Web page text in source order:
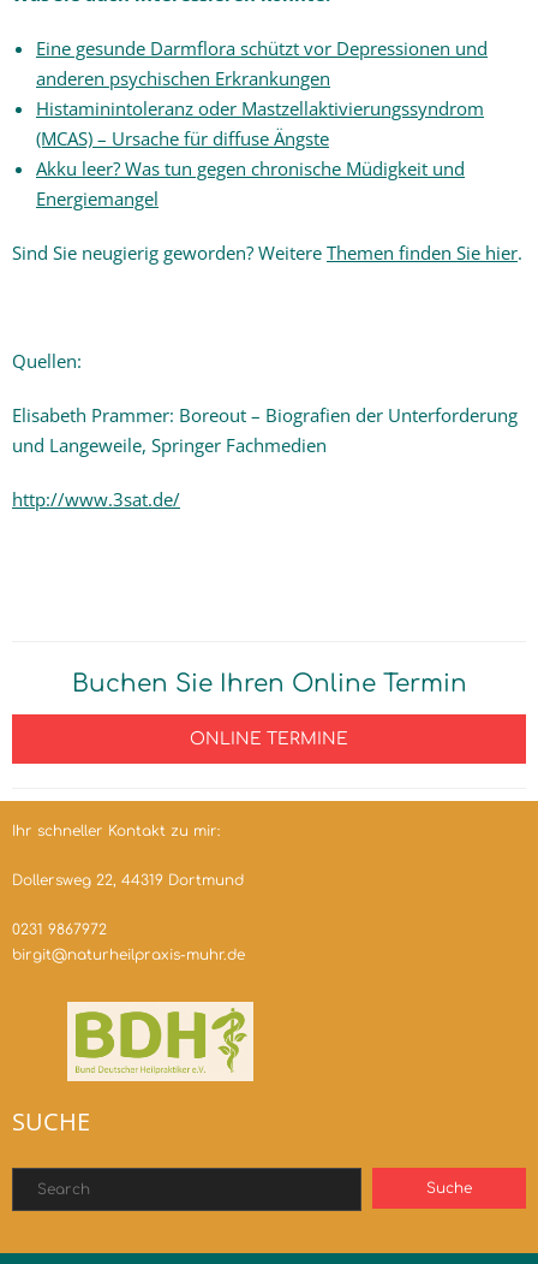
Eine gesunde Darmflora schützt vor Depressionen und
anderen psychischen Erkrankungen
Histaminintoleranz oder Mastzellaktivierungssyndrom
(MCAS) – Ursache für diffuse Ängste
Akku leer? Was tun gegen chronische Müdigkeit und
Energiemangel
Sind Sie neugierig geworden? Weitere Themen finden Sie hier.
Quellen:
Elisabeth Prammer: Boreout – Biografien der Unterforderung
und Langeweile, Springer Fachmedien
http://www.3sat.de/
Buchen Sie Ihren Online Termin
ONLINE TERMINE
Ihr schneller Kontakt zu mir:
Dollersweg 22, 44319 Dortmund
0231 9867972
birgit@naturheilpraxis-muhr.de
SUCHE